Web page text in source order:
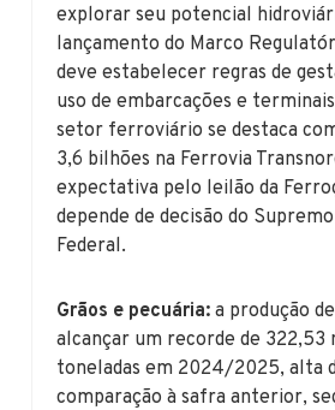
explorar seu potencial
lançamento do Marco
deve estabelecer regras de
uso de embarcações e
setor ferroviário se destaca
3,6 bilhões na Ferrovia
expectativa pelo leilão da
depende de decisão do
Federal.
Grãos e pecuária: a produção
alcançar um recorde de 322,53
toneladas em 2024/2025, alta
comparação à safra anterior,